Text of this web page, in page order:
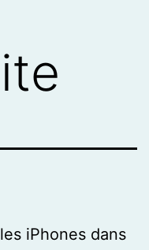
iPhones dans